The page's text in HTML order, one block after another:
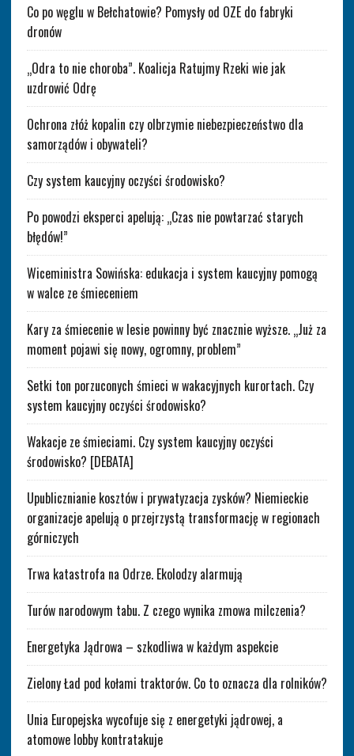
Co po węglu w Bełchatowie? Pomysły od OZE do fabryki
dronów
„Odra to nie choroba”. Koalicja Ratujmy Rzeki wie jak
uzdrowić Odrę
Ochrona złóż kopalin czy olbrzymie niebezpieczeństwo dla
samorządów i obywateli?
Czy system kaucyjny oczyści środowisko?
Po powodzi eksperci apelują: „Czas nie powtarzać starych
błędów!”
Wiceministra Sowińska: edukacja i system kaucyjny pomogą
w walce ze śmieceniem
Kary za śmiecenie w lesie powinny być znacznie wyższe. „Już za
moment pojawi się nowy, ogromny, problem”
Setki ton porzuconych śmieci w wakacyjnych kurortach. Czy
system kaucyjny oczyści środowisko?
Wakacje ze śmieciami. Czy system kaucyjny oczyści
środowisko? [DEBATA]
Upublicznianie kosztów i prywatyzacja zysków? Niemieckie
organizacje apelują o przejrzystą transformację w regionach
górniczych
Trwa katastrofa na Odrze. Ekolodzy alarmują
Turów narodowym tabu. Z czego wynika zmowa milczenia?
Energetyka Jądrowa – szkodliwa w każdym aspekcie
Zielony Ład pod kołami traktorów. Co to oznacza dla rolników?
Unia Europejska wycofuje się z energetyki jądrowej, a
atomowe lobby kontratakuje